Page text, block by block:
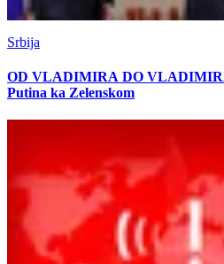
Srbija
OD VLADIMIRA DO
Putina ka Zelenskom